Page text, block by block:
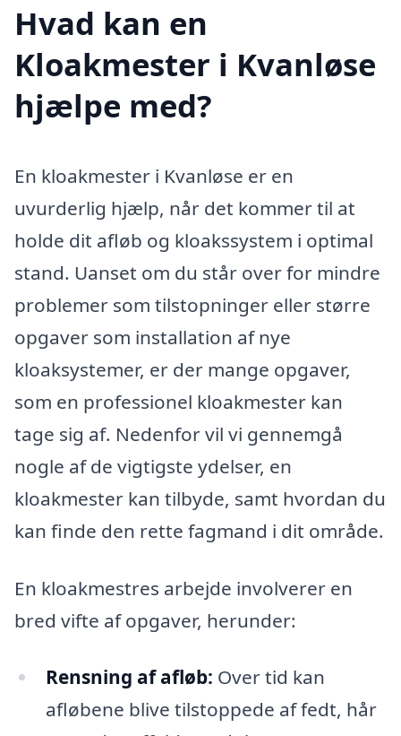
Hvad kan en
Kloakmester i Kvanløse
hjælpe med?
En kloakmester i Kvanløse er en
uvurderlig hjælp, når det kommer til at
holde dit afløb og kloakssystem i optimal
stand. Uanset om du står over for mindre
problemer som tilstopninger eller større
opgaver som installation af nye
kloaksystemer, er der mange opgaver,
som en professionel kloakmester kan
tage sig af. Nedenfor vil vi gennemgå
nogle af de vigtigste ydelser, en
kloakmester kan tilbyde, samt hvordan du
kan finde den rette fagmand i dit område.
En kloakmestres arbejde involverer en
bred vifte af opgaver, herunder:
Rensning af afløb: Over tid kan
afløbene blive tilstoppede af fedt, hår